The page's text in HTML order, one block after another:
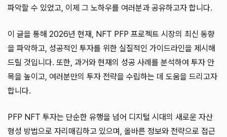
파악할 수 있었고, 이제 그 노하우를 여러분과 공유하고자 합니다.
이 글을 통해 2026년 현재, NFT PFP 프로젝트 시장의 최신 동향
을 파악하고, 성공적인 투자를 위한 실질적인 가이드라인을 제시해
드릴 것입니다. 또한, 과거와 현재의 성공 사례를 분석하여 투자 안
목을 높이고, 여러분만의 투자 전략을 수립하는 데 도움을 드리고자
합니다.
PFP NFT 투자는 단순한 유행을 넘어 디지털 시대의 새로운 자산
형성 방법으로 자리매김하고 있으며, 올바른 정보와 전략으로 접근